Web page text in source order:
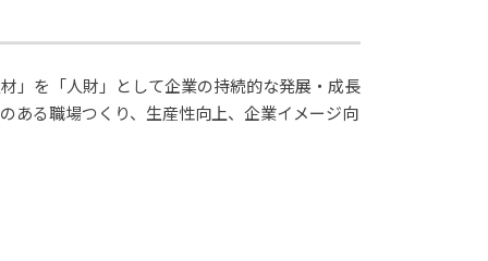
」を「人財」として企業の持続的な発展・成長
ある職場つくり、生産性向上、企業イメージ向